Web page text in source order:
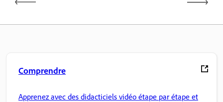
Comprendre
Apprenez avec des didacticiels vidéo étape par étape et